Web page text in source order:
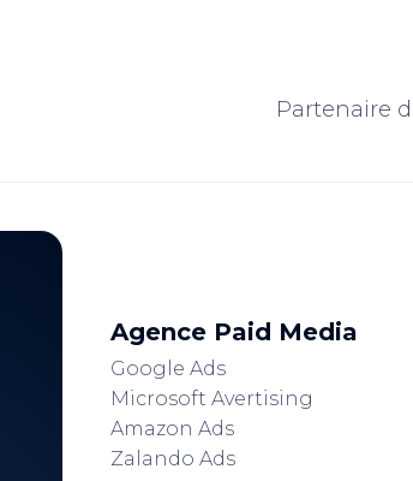
Partenaire
Agence Paid Media
Google Ads
Microsoft Avertising
Amazon Ads
Zalando Ads